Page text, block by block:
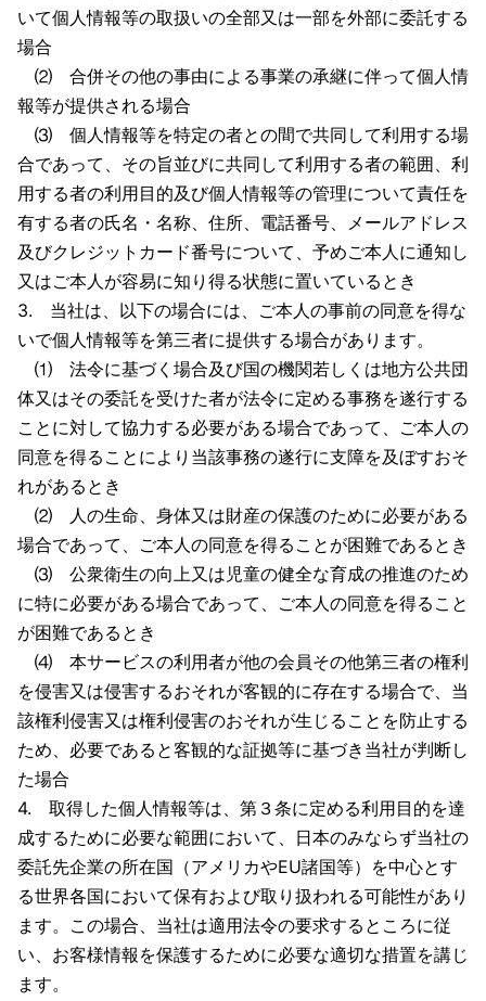
いて個人情報等の取扱いの全部又は一部を外部に委託する
場合
⑵ 合併その他の事由による事業の承継に伴って個人情
報等が提供される場合
⑶ 個人情報等を特定の者との間で共同して利用する場
合であって、その旨並びに共同して利用する者の範囲、利
用する者の利用目的及び個人情報等の管理について責任を
有する者の氏名・名称、住所、電話番号、メールアドレス
及びクレジットカード番号について、予めご本人に通知し
又はご本人が容易に知り得る状態に置いているとき
3. 当社は、以下の場合には、ご本人の事前の同意を得な
いで個人情報等を第三者に提供する場合があります。
⑴ 法令に基づく場合及び国の機関若しくは地方公共団
体又はその委託を受けた者が法令に定める事務を遂行する
ことに対して協力する必要がある場合であって、ご本人の
同意を得ることにより当該事務の遂行に支障を及ぼすおそ
れがあるとき
⑵ 人の生命、身体又は財産の保護のために必要がある
場合であって、ご本人の同意を得ることが困難であるとき
⑶ 公衆衛生の向上又は児童の健全な育成の推進のため
に特に必要がある場合であって、ご本人の同意を得ること
が困難であるとき
⑷ 本サービスの利用者が他の会員その他第三者の権利
を侵害又は侵害するおそれが客観的に存在する場合で、当
該権利侵害又は権利侵害のおそれが生じることを防止する
ため、必要であると客観的な証拠等に基づき当社が判断し
た場合
4. 取得した個人情報等は、第３条に定める利用目的を達
成するために必要な範囲において、日本のみならず当社の
委託先企業の所在国（アメリカやEU諸国等）を中心とす
る世界各国において保有および取り扱われる可能性があり
ます。この場合、当社は適用法令の要求するところに従
い、お客様情報を保護するために必要な適切な措置を講じ
ます。